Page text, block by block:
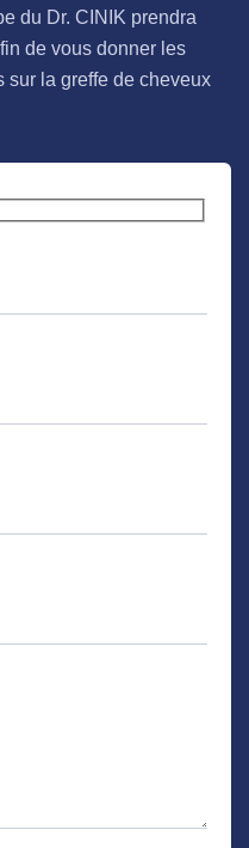
du Dr. CINIK prendra
de vous donner les
sur la greffe de cheveux